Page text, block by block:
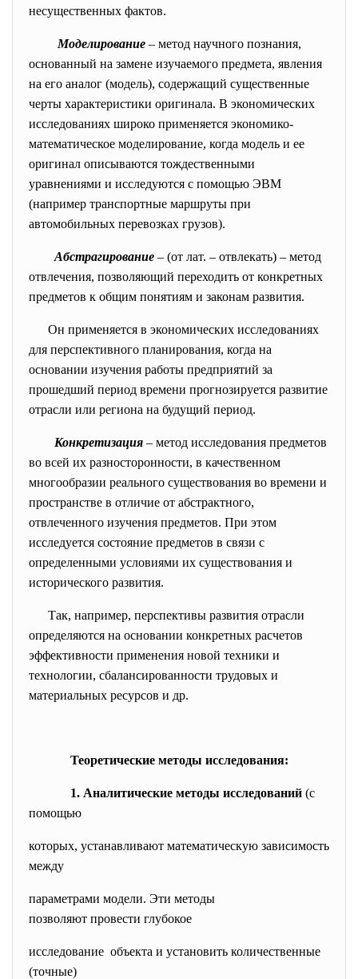
несущественных фактов.
Моделирование – метод научного познания,
основанный на замене изучаемого предмета, явления
на его аналог (модель), содержащий существенные
черты характеристики оригинала. В экономических
исследованиях широко применяется экономико-
математическое моделирование, когда модель и ее
оригинал описываются тождественными
уравнениями и исследуются с помощью ЭВМ
(например транспортные маршруты при
автомобильных перевозках грузов).
Абстрагирование – (от лат. – отвлекать) – метод
отвлечения, позволяющий переходить от конкретных
предметов к общим понятиям и законам развития.
Он применяется в экономических исследованиях
для перспективного планирования, когда на
основании изучения работы предприятий за
прошедший период времени прогнозируется развитие
отрасли или региона на будущий период.
Конкретизация – метод исследования предметов
во всей их разносторонности, в качественном
многообразии реального существования во времени и
пространстве в отличие от абстрактного,
отвлеченного изучения предметов. При этом
исследуется состояние предметов в связи с
определенными условиями их существования и
исторического развития.
Так, например, перспективы развития отрасли
определяются на основании конкретных расчетов
эффективности применения новой техники и
технологии, сбалансированности трудовых и
материальных ресурсов и др.
Теоретические методы исследования:
1. Аналитические методы исследований (с
помощью
которых, устанавливают математическую зависимость
между
параметрами модели. Эти методы
позволяют провести глубокое
исследование объекта и установить количественные
(точные)